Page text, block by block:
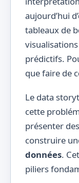
aujourd’hui
tableaux de
prédictifs.
que faire de
Le data
cette
présenter
construire
données.
piliers